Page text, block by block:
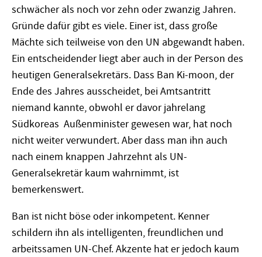
schwächer als noch vor zehn oder zwanzig Jahren.
Gründe dafür gibt es viele. Einer ist, dass große
Mächte sich teilweise von den UN abgewandt haben.
Ein entscheidender liegt aber auch in der Person des
heutigen Generalsekretärs. Dass Ban Ki-moon, der
Ende des Jahres ausscheidet, bei Amtsantritt
niemand kannte, obwohl er davor jahrelang
Südkoreas Außenminister gewesen war, hat noch
nicht weiter verwundert. Aber dass man ihn auch
nach einem knappen Jahrzehnt als UN-
Generalsekretär kaum wahrnimmt, ist
bemerkenswert.
Ban ist nicht böse oder inkompetent. Kenner
schildern ihn als intelligenten, freundlichen und
arbeitssamen UN-Chef. Akzente hat er jedoch kaum